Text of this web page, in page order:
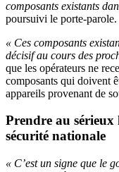
composants existants
poursuivi le porte-parole.
« Ces composants
décisif au cours des
que les opérateurs ne
composants qui doivent
appareils provenant de
Prendre au sérieux
sécurité nationale
« C’est un signe que le